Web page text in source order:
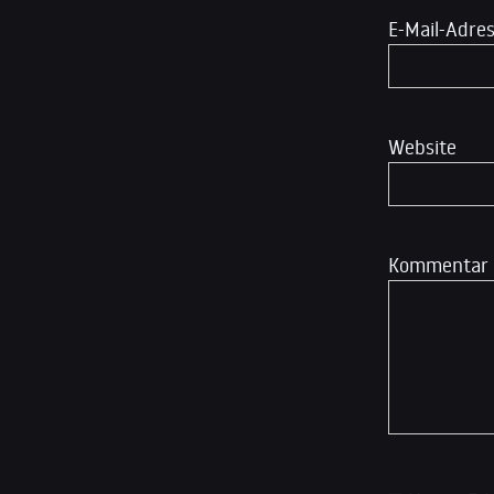
Kommentar
E-Mail-
Website